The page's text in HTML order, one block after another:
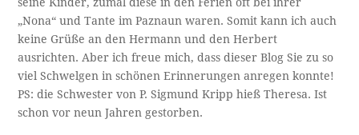
„Nona“ und Tante im Paznaun waren. Somit kann ich auch
keine Grüße an den Hermann und den Herbert
ausrichten. Aber ich freue mich, dass dieser Blog Sie zu so
viel Schwelgen in schönen Erinnerungen anregen konnte!
PS: die Schwester von P. Sigmund Kripp hieß Theresa. Ist
schon vor neun Jahren gestorben.